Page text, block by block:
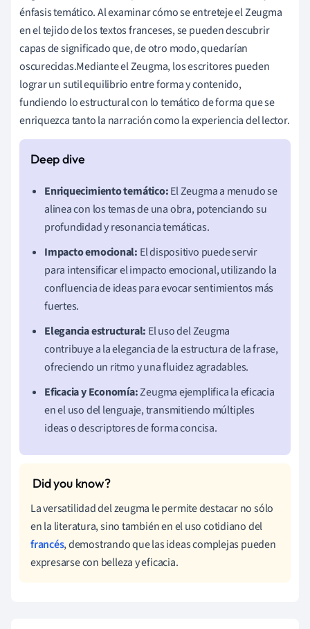
énfasis temático. Al examinar cómo se entreteje el Zeugma
en el tejido de los textos franceses, se pueden descubrir
capas de significado que, de otro modo, quedarían
oscurecidas.Mediante el Zeugma, los escritores pueden
lograr un sutil equilibrio entre forma y contenido,
fundiendo lo estructural con lo temático de forma que se
enriquezca tanto la narración como la experiencia del lector.
Enriquecimiento temático:El Zeugma a menudo se
alinea con los temas de una obra, potenciando su
profundidad y resonancia temáticas.
Impacto emocional: El dispositivo puede servir
para intensificar el impacto emocional, utilizando la
confluencia de ideas para evocar sentimientos más
fuertes.
Elegancia estructural: El uso del Zeugma
contribuye a la elegancia de la estructura de la frase,
ofreciendo un ritmo y una fluidez agradables.
Eficacia y Economía:Zeugma ejemplifica la eficacia
en el uso del lenguaje, transmitiendo múltiples
ideas o descriptores de forma concisa.
La versatilidad del zeugma le permite destacar no sólo
en la literatura, sino también en el uso cotidiano del
francés, demostrando que las ideas complejas pueden
expresarse con belleza y eficacia.